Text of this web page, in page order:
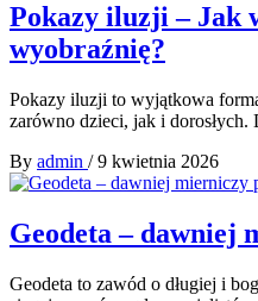
Pokazy iluzji – Jak
wyobraźnię?
Pokazy iluzji to wyjątkowa
zarówno dzieci, jak i dorosłych.
By admin / 9 kwietnia 2026
Geodeta – dawniej
Geodeta to zawód o długiej i